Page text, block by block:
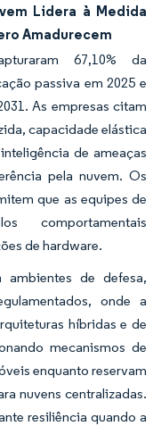
Lidera à Medida
Amadurecem
67,10% da
passiva em 2025 e
As empresas citam
capacidade elástica
de ameaças
pela nuvem. Os
que as equipes de
comportamentais
de hardware.
ambientes de defesa,
onde a
híbridas e de
mecanismos de
enquanto reservam
nuvens centralizadas.
resiliência quando a